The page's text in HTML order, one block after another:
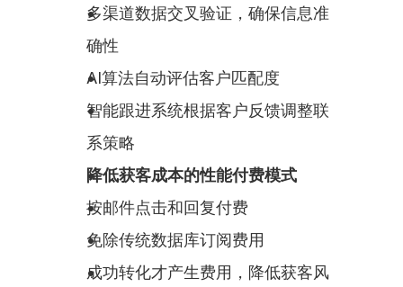
多渠道数据交叉验证，确保信息准
确性
AI算法自动评估客户匹配度
智能跟进系统根据客户反馈调整联
系策略
降低获客成本的性能付费模式
按邮件点击和回复付费
免除传统数据库订阅费用
成功转化才产生费用，降低获客风